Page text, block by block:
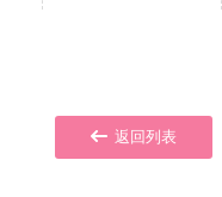
返回列表